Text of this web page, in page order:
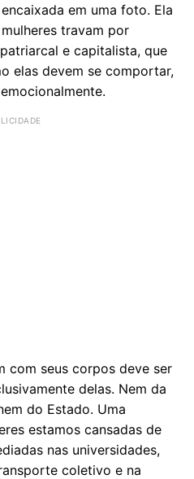
em uma foto. Ela
travam por
e capitalista, que
elas devem se comportar,
com seus corpos deve ser
delas. Nem da
do Estado. Uma
estamos cansadas de
nas universidades,
coletivo e na